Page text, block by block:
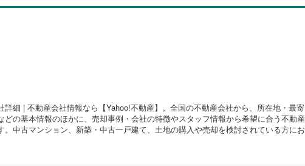
細 | 不動産会社情報なら【Yahoo!不動産】。全国の不動産会社から、所在地・最寄
どの基本情報のほかに、売却事例・会社の特徴やスタッフ情報から希望に合う不動産
。中古マンション、新築・中古一戸建て、土地の購入や売却を検討されている方にお